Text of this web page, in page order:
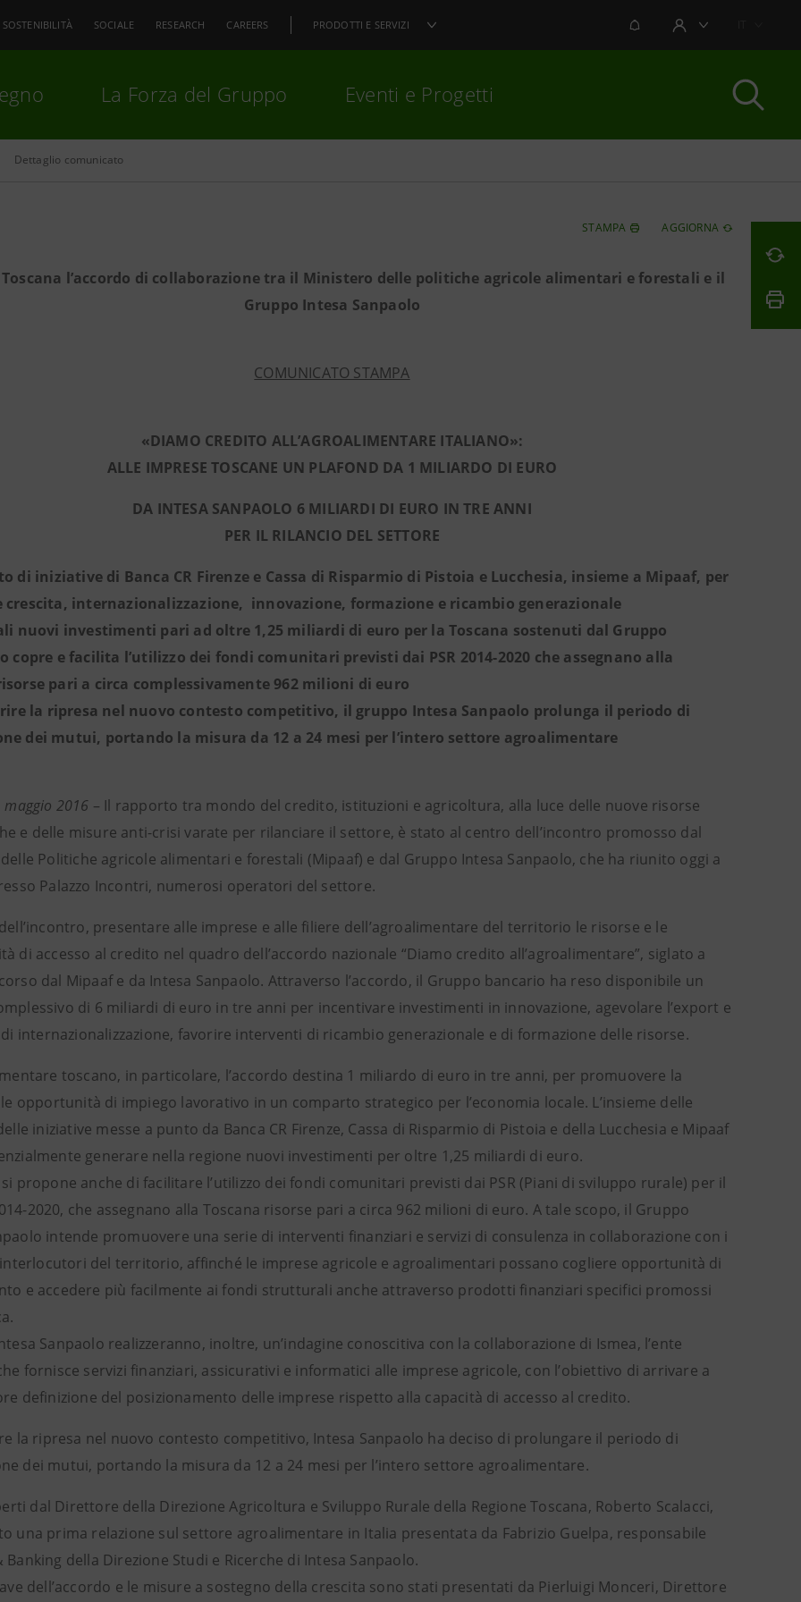
SOSTENIBILITÀ SOCIALE RESEARCH CAREERS PRODOTTI E SERVIZI NOTIFICHEAREA UTENTE
La Forza del Gruppo Eventi e Progetti
Dettaglio comunicato
STAMPA AGGIORNA
l’accordo di collaborazione tra il Ministero delle politiche agricole alimentari e forestali e il
Gruppo Intesa Sanpaolo
COMUNICATO STAMPA
«DIAMO CREDITO ALL’AGROALIMENTARE ITALIANO»:
ALLE IMPRESE TOSCANE UN PLAFOND DA 1 MILIARDO DI EURO
DA INTESA SANPAOLO 6 MILIARDI DI EURO IN TRE ANNI
PER IL RILANCIO DEL SETTORE
di iniziative di Banca CR Firenze e Cassa di Risparmio di Pistoia e Lucchesia, insieme a Mipaaf, per
crescita, internazionalizzazione, innovazione, formazione e ricambio generazionale
nuovi investimenti pari ad oltre 1,25 miliardi di euro per la Toscana sostenuti dal Gruppo
copre e facilita l’utilizzo dei fondi comunitari previsti dai PSR 2014-2020 che assegnano alla
pari a circa complessivamente 962 milioni di euro
la ripresa nel nuovo contesto competitivo, il gruppo Intesa Sanpaolo prolunga il periodo di
dei mutui, portando la misura da 12 a 24 mesi per l’intero settore agroalimentare
maggio 2016 – Il rapporto tra mondo del credito, istituzioni e agricoltura, alla luce delle nuove risorse
e delle misure anti-crisi varate per rilanciare il settore, è stato al centro dell’incontro promosso dal
Politiche agricole alimentari e forestali (Mipaaf) e dal Gruppo Intesa Sanpaolo, che ha riunito oggi a
Palazzo Incontri, numerosi operatori del settore.
presentare alle imprese e alle filiere dell’agroalimentare del territorio le risorse e le
di accesso al credito nel quadro dell’accordo nazionale “Diamo credito all’agroalimentare”, siglato a
dal Mipaaf e da Intesa Sanpaolo. Attraverso l’accordo, il Gruppo bancario ha reso disponibile un
di 6 miliardi di euro in tre anni per incentivare investimenti in innovazione, agevolare l’export e
internazionalizzazione, favorire interventi di ricambio generazionale e di formazione delle risorse.
toscano, in particolare, l’accordo destina 1 miliardo di euro in tre anni, per promuovere la
opportunità di impiego lavorativo in un comparto strategico per l’economia locale. L’insieme delle
iniziative messe a punto da Banca CR Firenze, Cassa di Risparmio di Pistoia e della Lucchesia e Mipaaf
generare nella regione nuovi investimenti per oltre 1,25 miliardi di euro.
si propone anche di facilitare l’utilizzo dei fondi comunitari previsti dai PSR (Piani di sviluppo rurale) per il
2020, che assegnano alla Toscana risorse pari a circa 962 milioni di euro. A tale scopo, il Gruppo
intende promuovere una serie di interventi finanziari e servizi di consulenza in collaborazione con i
del territorio, affinché le imprese agricole e agroalimentari possano cogliere opportunità di
e accedere più facilmente ai fondi strutturali anche attraverso prodotti finanziari specifici promossi
Sanpaolo realizzeranno, inoltre, un’indagine conoscitiva con la collaborazione di Ismea, l’ente
fornisce servizi finanziari, assicurativi e informatici alle imprese agricole, con l’obiettivo di arrivare a
definizione del posizionamento delle imprese rispetto alla capacità di accesso al credito.
la ripresa nel nuovo contesto competitivo, Intesa Sanpaolo ha deciso di prolungare il periodo di
dei mutui, portando la misura da 12 a 24 mesi per l’intero settore agroalimentare.
dal Direttore della Direzione Agricoltura e Sviluppo Rurale della Regione Toscana, Roberto Scalacci,
una prima relazione sul settore agroalimentare in Italia presentata da Fabrizio Guelpa, responsabile
della Direzione Studi e Ricerche di Intesa Sanpaolo.
dell’accordo e le misure a sostegno della crescita sono stati presentati da Pierluigi Monceri, Direttore